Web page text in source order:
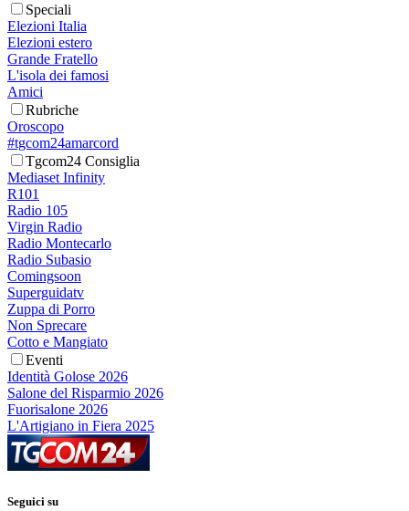
Speciali
Elezioni Italia
Elezioni estero
Grande Fratello
L'isola dei famosi
Amici
Rubriche
Oroscopo
#tgcom24amarcord
Tgcom24 Consiglia
Mediaset Infinity
R101
Radio 105
Virgin Radio
Radio Montecarlo
Radio Subasio
Comingsoon
Superguidatv
Zuppa di Porro
Non Sprecare
Cotto e Mangiato
Eventi
Identità Golose 2026
Salone del Risparmio 2026
Fuorisalone 2026
L'Artigiano in Fiera 2025
Seguici su